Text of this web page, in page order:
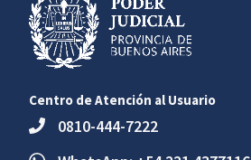
Centro de Atención al Usuario
0810-444-7222